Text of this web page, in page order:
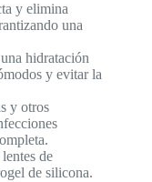
y elimina
una
hidratación
y evitar la
y otros
de
de silicona.